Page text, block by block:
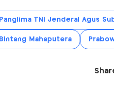
Panglima TNI Jenderal Agus
Bintang Mahaputera